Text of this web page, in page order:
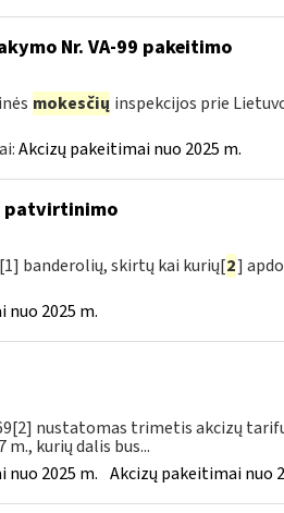
Nr. VA-99 pakeitimo
mokesčių inspekcijos prie
Akcizų pakeitimai nuo 2025 m.
banderolių, skirtų kai kurių[2]
2025 m.
nustatomas trimetis akcizų
kurių dalis bus...
2025 m. Akcizų pakeitimai nuo